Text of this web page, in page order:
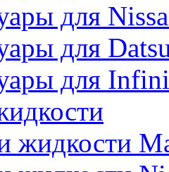
для
для
для
жидкости